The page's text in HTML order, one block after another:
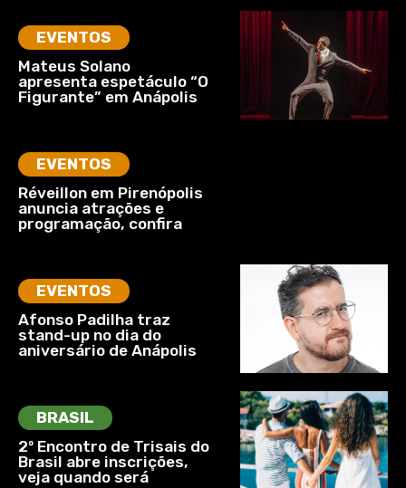
EVENTOS
Mateus Solano
apresenta espetáculo “O
Figurante” em Anápolis
EVENTOS
Réveillon em Pirenópolis
anuncia atrações e
programação, confira
EVENTOS
Afonso Padilha traz
stand-up no dia do
aniversário de Anápolis
BRASIL
2º Encontro de Trisais do
Brasil abre inscrições,
veja quando será